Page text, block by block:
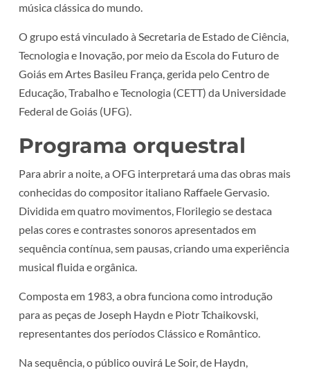
música clássica do mundo.
O grupo está vinculado à Secretaria de Estado de Ciência,
Tecnologia e Inovação, por meio da Escola do Futuro de
Goiás em Artes Basileu França, gerida pelo Centro de
Educação, Trabalho e Tecnologia (CETT) da Universidade
Federal de Goiás (UFG).
Programa orquestral
Para abrir a noite, a OFG interpretará uma das obras mais
conhecidas do compositor italiano Raffaele Gervasio.
Dividida em quatro movimentos, Florilegio se destaca
pelas cores e contrastes sonoros apresentados em
sequência contínua, sem pausas, criando uma experiência
musical fluida e orgânica.
Composta em 1983, a obra funciona como introdução
para as peças de Joseph Haydn e Piotr Tchaikovski,
representantes dos períodos Clássico e Romântico.
Na sequência, o público ouvirá Le Soir, de Haydn,